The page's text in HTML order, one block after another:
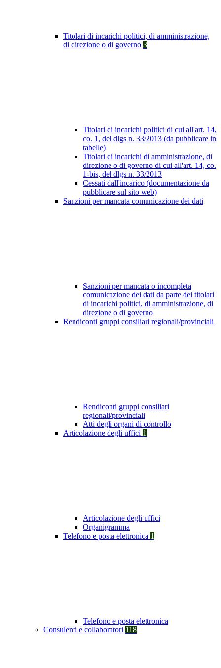
Titolari di incarichi politici, di amministrazione,
di direzione o di governo 3
Titolari di incarichi politici di cui all'art. 14,
co. 1, del dlgs n. 33/2013 (da pubblicare in
tabelle)
Titolari di incarichi di amministrazione, di
direzione o di governo di cui all'art. 14, co.
1-bis, del dlgs n. 33/2013
Cessati dall'incarico (documentazione da
pubblicare sul sito web)
Sanzioni per mancata comunicazione dei dati
Sanzioni per mancata o incompleta
comunicazione dei dati da parte dei titolari
di incarichi politici, di amministrazione, di
direzione o di governo
Rendiconti gruppi consiliari regionali/provinciali
Rendiconti gruppi consiliari
regionali/provinciali
Atti degli organi di controllo
Articolazione degli uffici 1
Articolazione degli uffici
Organigramma
Telefono e posta elettronica 1
Telefono e posta elettronica
Consulenti e collaboratori 118